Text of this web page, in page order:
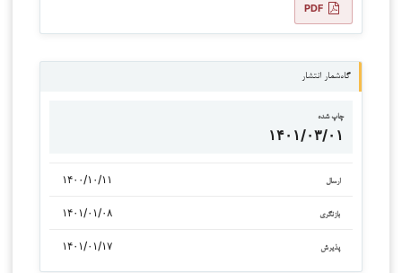
PDF
گاه‌شمار انتشار
چاپ شده
۱۴۰۱/۰۳/۰۱
ارسال ۱۴۰۰/۱۰/۱۱
بازنگری ۱۴۰۱/۰۱/۰۸
پذیرش ۱۴۰۱/۰۱/۱۷